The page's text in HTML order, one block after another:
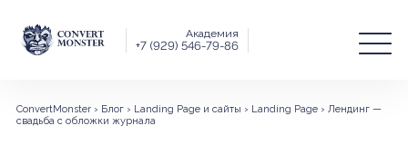
Академия
+7 (929) 546-79-86
ConvertMonster› Блог› Landing Page и сайты › Landing Page› Лендинг —
свадьба с обложки журнала